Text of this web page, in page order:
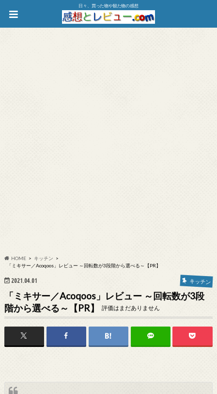
日々、買った物や観た物の感想
HOME
キッチン
「ミキサー／Acoqoos」レビュー ～回転数が3段階から選べる～【PR】
2021.04.01 キッチン
「ミキサー／Acoqoos」レビュー ～回転数が3段
階から選べる～【PR】
評価はまだありません